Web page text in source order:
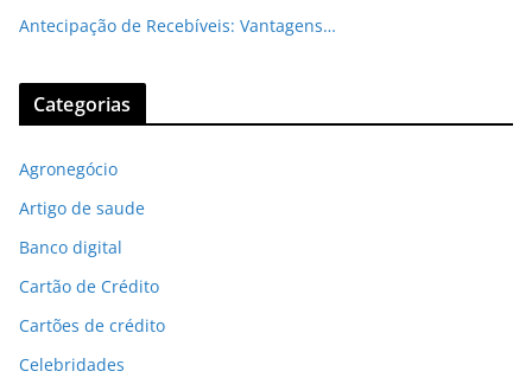
Antecipação de Recebíveis: Vantagens…
Categorias
Agronegócio
Artigo de saude
Banco digital
Cartão de Crédito
Cartões de crédito
Celebridades